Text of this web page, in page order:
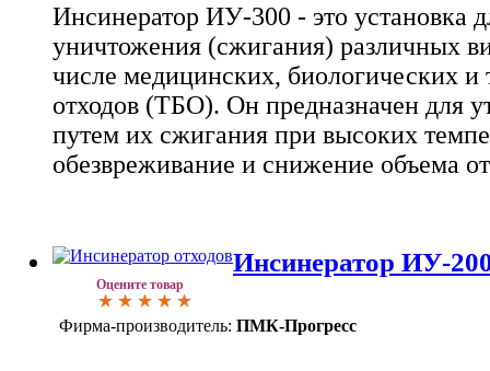
Инсинератор ИУ-300 - это установка
уничтожения (сжигания) различных
числе медицинских, биологических
отходов (ТБО). Он предназначен для
путем их сжигания при высоких
обезвреживание и снижение объема
Оцените товар
Инсинератор ИУ-
Фирма-производитель: ПМК-Прогресс